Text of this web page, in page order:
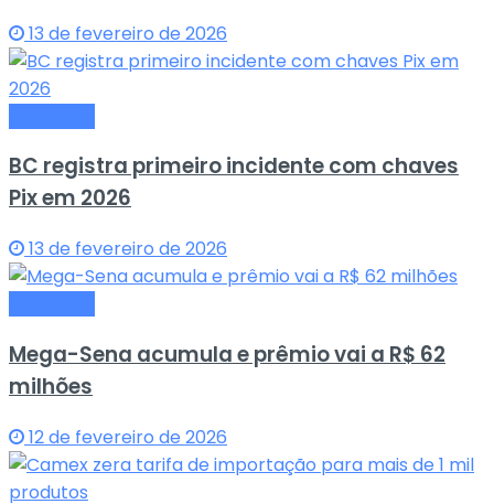
13 de fevereiro de 2026
BC registra primeiro incidente com chaves
Pix em 2026
13 de fevereiro de 2026
Mega-Sena acumula e prêmio vai a R$ 62
milhões
12 de fevereiro de 2026